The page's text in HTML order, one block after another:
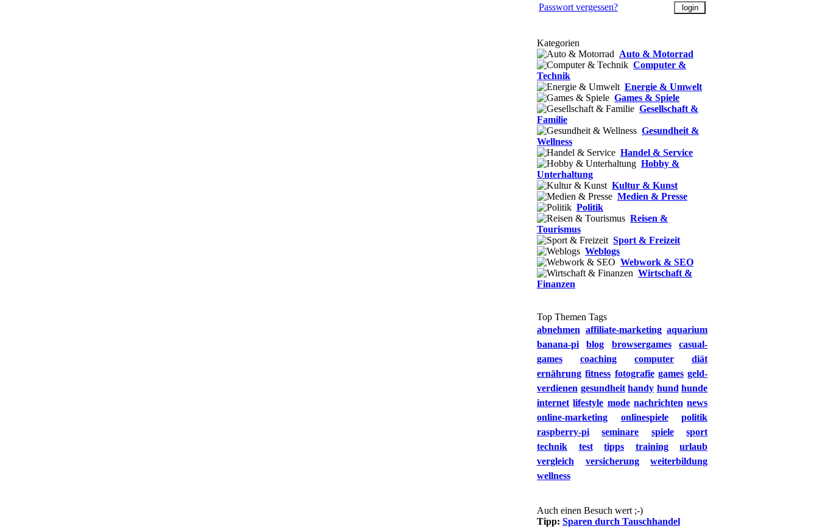
Passwort vergessen?
Kategorien
Auto & Motorrad
Computer &
Technik
Energie & Umwelt
Games & Spiele
Gesellschaft &
Familie
Gesundheit &
Wellness
Handel & Service
Hobby &
Unterhaltung
Kultur & Kunst
Medien & Presse
Politik
Reisen &
Tourismus
Sport & Freizeit
Weblogs
Webwork & SEO
Wirtschaft &
Finanzen
Top Themen Tags
abnehmen affiliate-marketing aquarium
banana-pi
blog browsergames
casual-
games
coaching computer
diät
ernährung fitness fotografie games geld-
verdienen gesundheit handy hund hunde
internet lifestyle mode nachrichten news
online-marketing
onlinespiele
politik
raspberry-pi
seminare spiele
sport
technik
test tipps training
urlaub
vergleich
versicherung
weiterbildung
wellness
Auch einen Besuch wert ;-)
Tipp: Sparen durch Tauschhandel